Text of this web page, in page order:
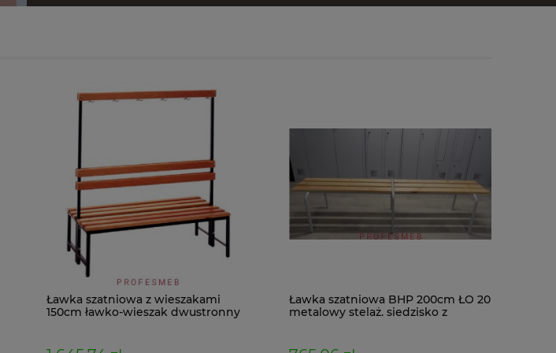
Ławka szatniowa z wieszakami
150cm ławko-wieszak dwustronny
Ławka szatniowa BHP 200cm ŁO 20
metalowy stelaż. siedzisko z